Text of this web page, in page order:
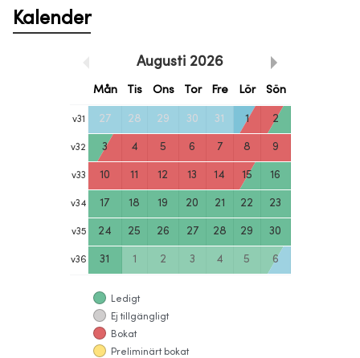
Kalender
Augusti 2026
Mån Tis Ons Tor Fre Lör Sön
v31 27 28 29 30 31 1 2
v32 3 4 5 6 7 8 9
v33 10 11 12 13 14 15 16
v34 17 18 19 20 21 22 23
v35 24 25 26 27 28 29 30
v36 31 1 2 3 4 5 6
Ledigt
Ej tillgängligt
Bokat
Preliminärt bokat